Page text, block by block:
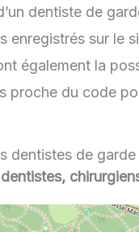
dentiste de
enregistrés sur le
également la
proche du code
dentistes de
dentistes,